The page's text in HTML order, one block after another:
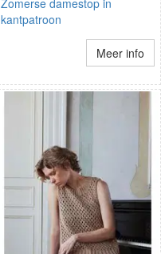
kantpatroon
Meer info